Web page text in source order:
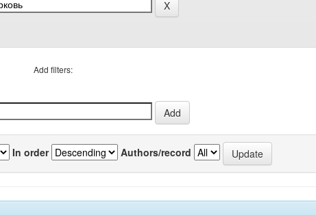
Add filters:
In order Authors/record